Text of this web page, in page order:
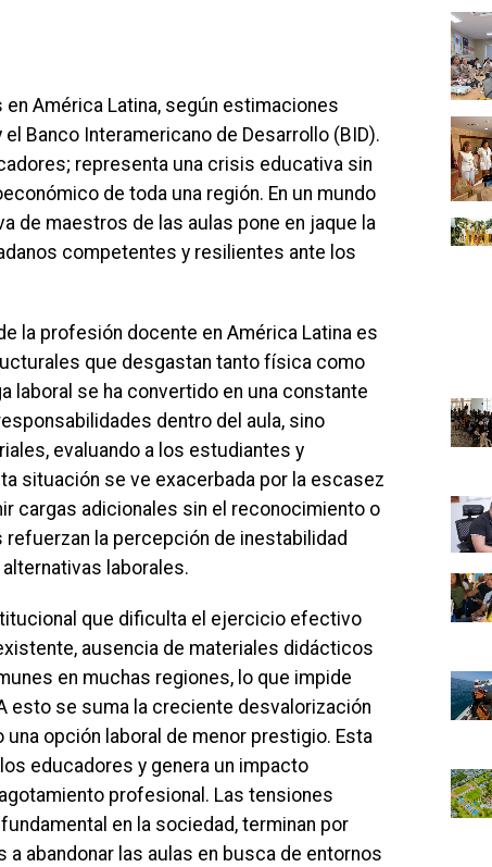
América Latina, según estimaciones
Banco Interamericano de Desarrollo (BID).
representa una crisis educativa sin
de toda una región. En un mundo
de maestros de las aulas pone en jaque la
competentes y resilientes ante los
la profesión docente en América Latina es
que desgastan tanto física como
laboral se ha convertido en una constante
dentro del aula, sino
evaluando a los estudiantes y
situación se ve exacerbada por la escasez
cargas adicionales sin el reconocimiento o
la percepción de inestabilidad
laborales.
que dificulta el ejercicio efectivo
ausencia de materiales didácticos
en muchas regiones, lo que impide
esto se suma la creciente desvalorización
opción laboral de menor prestigio. Esta
educadores y genera un impacto
profesional. Las tensiones
en la sociedad, terminan por
abandonar las aulas en busca de entornos